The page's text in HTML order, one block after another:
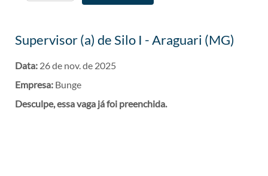
Supervisor (a) de Silo I - Araguari (MG)
Data: 26 de nov. de 2025
Empresa: Bunge
Desculpe, essa vaga já foi preenchida.